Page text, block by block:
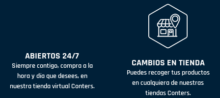
ABIERTOS 24/7
Siempre contigo, compra a la
hora y día que desees, en
nuestra tienda virtual Conters.
CAMBIOS EN TIENDA
Puedes recoger tus productos
en cualquiera de nuestras
tiendas Conters.